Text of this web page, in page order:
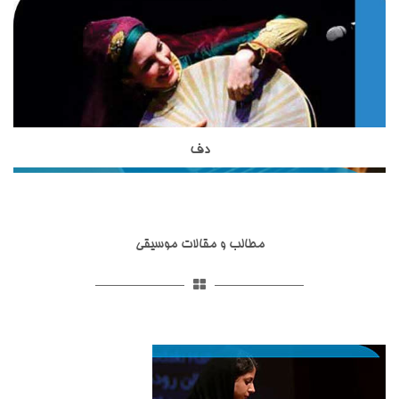
حساب می آیند.استاد مظاهری از شاگردان آقای ظریف بوده واز
بهترین شاگردان ایشان محسوب می شوند. استاد شاکری از دیگر
اساتید آموزشگاه موسیقی تاج بخش برای تدریس ساز تار و سه تار
به هنرجویان هستند. ساز تخصصی ایشان تار و سه تار است و
تحصیلات خود را در زمینه موسیقی ایرانی،آموزش موسیقی به
کودکان و گرافیک دنبال نموده اند.
شود با دف تفاوت هایی دارد.دایره از دف کوچکتر است و تعداد زنجیر
هایی که به آن وصل شده است از دف بسیار کمتر است. نواختن ساز
دایره در کشورهای آسیایی نظیر ایران, افغانستان , تاجیکستان و ...
ساز دف یکی از ساز های کوبه ای در موسیقی ایرانی است که از
مختلفی ساخته شده اند.ساز دف از ساز های کوبه ای با قدمت ایرانی
اصلی مجالس عیش و طرب و محافل اهل ذوق و عرفان و مجالس
صدایی بم تر است. استاد حدادی مدرس ساز دف در آموزشگاه
موسیقی تاج بخش هستند.استاد حدادی از شاگردان استاد کامکار
دف
صداسازی و آواز پاپ یکی از خدمات آموزشگاه موسیقی تاج بخش
است که در زیرگروه آموزش اواز در این آموزشگاه موسیقی با بهترین
اساتید این حوزه آموزش داده می شود.
صداسازی و آواز پاپ
مطالب و مقالات موسیقی